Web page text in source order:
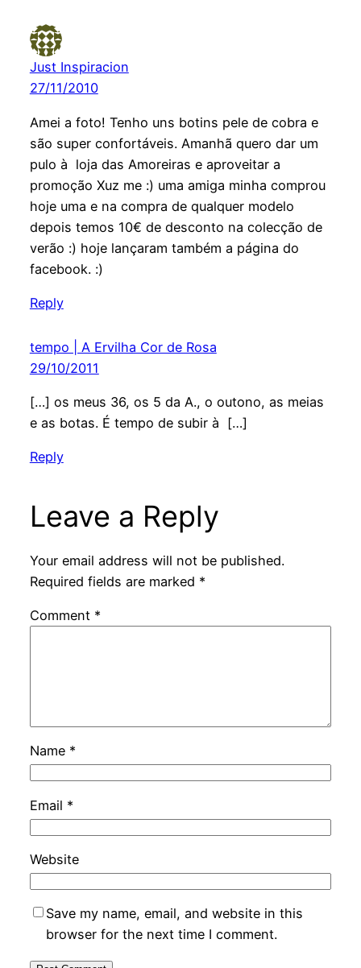
Just Inspiracion
27/11/2010
Amei a foto! Tenho uns botins pele de cobra e
são super confortáveis. Amanhã quero dar um
pulo à loja das Amoreiras e aproveitar a
promoção Xuz me :) uma amiga minha comprou
hoje uma e na compra de qualquer modelo
depois temos 10€ de desconto na colecção de
verão :) hoje lançaram também a página do
facebook. :)
Reply
tempo | A Ervilha Cor de Rosa
29/10/2011
[…] os meus 36, os 5 da A., o outono, as meias
e as botas. É tempo de subir à […]
Reply
Leave a Reply
Your email address will not be published.
Required fields are marked *
Comment *
Name *
Email *
Website
Save my name, email, and website in this
browser for the next time I comment.